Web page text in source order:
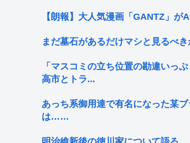
【朗報】大人気漫画「GANTZ」
まだ墓石があるだけマシと見るべ
「マスコミの立ち位置の勘違いっ
高市とトラ...
あっち系御用達で有名になった某
は……